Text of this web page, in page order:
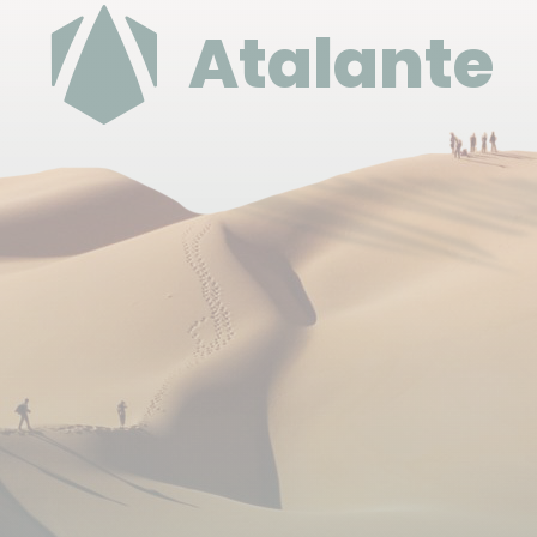
la population locale en adoptant quelques règles de
bonne conduite. Il est préférable d’éviter de fumer,
boire ou manger en public et d’opter pour des
tenue respectueuse du contexte culturel et être
attentif aux usages locaux contribueront à une
meilleure harmonie avec les habitants.
Hébergement
éventuellement Nouakchott), nous avons fait le
choix de vous héberger dans des auberges locales,
simples mais propres et offrant douches et toilettes
et un cadre chaleureux. Le confort y est basique
mais l'accueil y est convivial, et l'expérience bien
Atalante